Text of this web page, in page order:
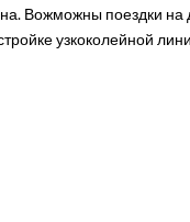
Вожможны поездки на
узкоколейной